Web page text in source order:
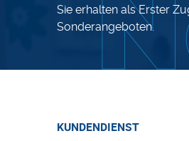
Sie erhalten als Erster
Sonderangeboten.
KUNDENDIENST